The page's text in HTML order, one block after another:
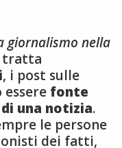
giornalismo nella
tratta
, i post sulle
fonte
una notizia.
le persone
dei fatti,